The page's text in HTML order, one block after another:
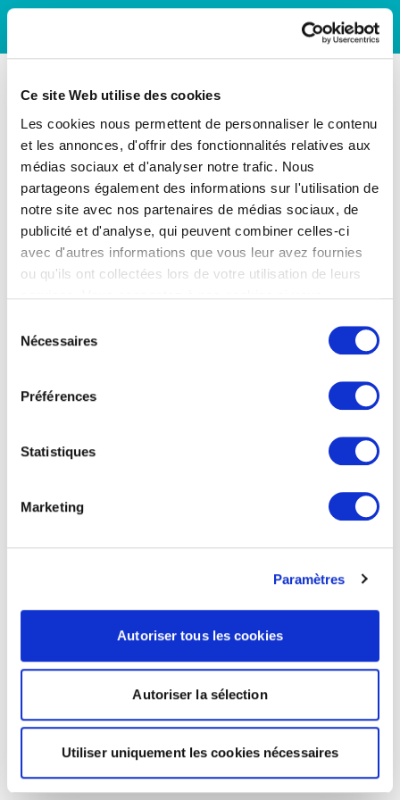
Ce site Web utilise des cookies
Les cookies nous permettent de personnaliser le contenu
et les annonces, d'offrir des fonctionnalités relatives aux
médias sociaux et d'analyser notre trafic. Nous
partageons également des informations sur l'utilisation de
notre site avec nos partenaires de médias sociaux, de
publicité et d'analyse, qui peuvent combiner celles-ci
avec d'autres informations que vous leur avez fournies
ou qu'ils ont collectées lors de votre utilisation de leurs
Nécessaires
Préférences
Statistiques
Marketing
Paramètres
Autoriser tous les cookies
Autoriser la sélection
Utiliser uniquement les cookies nécessaires